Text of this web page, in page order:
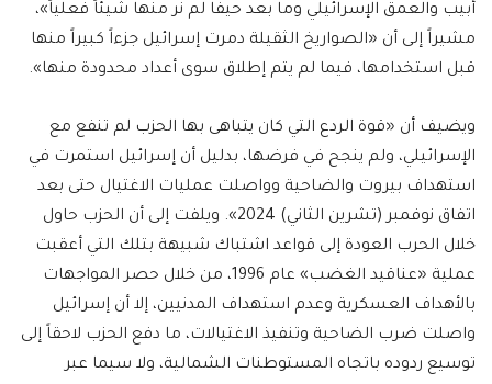
أبيب والعمق الإسرائيلي وما بعد حيفا لم نر منها شيئاً فعلياً»،
مشيراً إلى أن «الصواريخ الثقيلة دمرت إسرائيل جزءاً كبيراً منها
قبل استخدامها، فيما لم يتم إطلاق سوى أعداد محدودة منها».
ويضيف أن «قوة الردع التي كان يتباهى بها الحزب لم تنفع مع
الإسرائيلي، ولم ينجح في فرضها، بدليل أن إسرائيل استمرت في
استهداف بيروت والضاحية وواصلت عمليات الاغتيال حتى بعد
اتفاق نوفمبر (تشرين الثاني) 2024». ويلفت إلى أن الحزب حاول
خلال الحرب العودة إلى قواعد اشتباك شبيهة بتلك التي أعقبت
عملية «عناقيد الغضب» عام 1996، من خلال حصر المواجهات
بالأهداف العسكرية وعدم استهداف المدنيين، إلا أن إسرائيل
واصلت ضرب الضاحية وتنفيذ الاغتيالات، ما دفع الحزب لاحقاً إلى
توسيع ردوده باتجاه المستوطنات الشمالية، ولا سيما عبر